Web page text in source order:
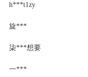
h***t1zy
旋***
柒***想要
一***